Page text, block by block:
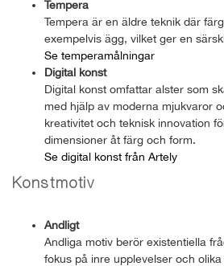
Tempera
Tempera är en äldre teknik där
exempelvis ägg, vilket ger en
Se temperamålningar
Digital konst
Digital konst omfattar alster som
med hjälp av moderna mjukvaror
kreativitet och teknisk innovation
dimensioner åt färg och form.
Se digital konst från Artely
Konstmotiv
Andligt
Andliga motiv berör existentiella
fokus på inre upplevelser och olika